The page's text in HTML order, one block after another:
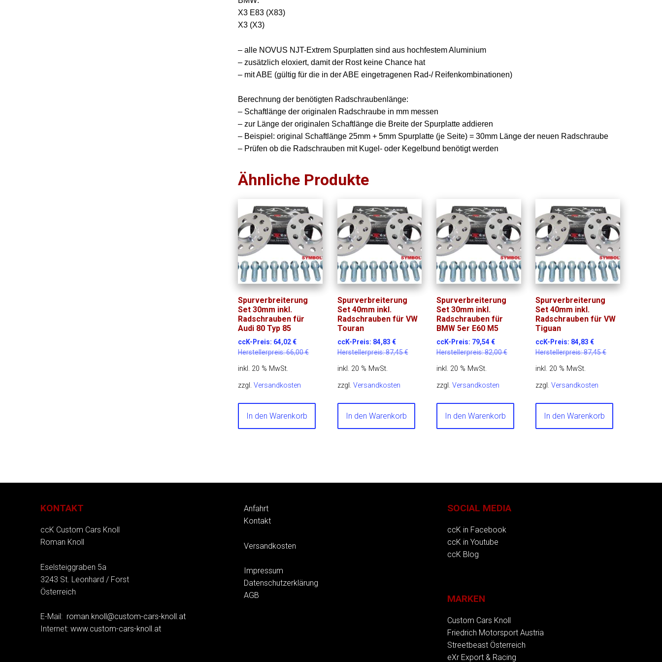
X3 E83 (X83)
X3 (X3)
– alle NOVUS NJT-Extrem Spurplatten sind aus hochfestem Aluminium
– zusätzlich eloxiert, damit der Rost keine Chance hat
– mit ABE (gültig für die in der ABE eingetragenen Rad-/ Reifenkombinationen)
Berechnung der benötigten Radschraubenlänge:
– Schaftlänge der originalen Radschraube in mm messen
– zur Länge der originalen Schaftlänge die Breite der Spurplatte addieren
– Beispiel: original Schaftlänge 25mm + 5mm Spurplatte (je Seite) = 30mm Länge der neuen Radschraube
– Prüfen ob die Radschrauben mit Kugel- oder Kegelbund benötigt werden
Ähnliche Produkte
Spurverbreiterung
Set 30mm inkl.
Radschrauben für
Audi 80 Typ 85
ccK-Preis: 64,02€
Herstellerpreis:66,00€
inkl. 20 % MwSt.
zzgl.Versandkosten
In den Warenkorb
Spurverbreiterung
Set 40mm inkl.
Radschrauben für VW
Touran
ccK-Preis: 84,83 €
Herstellerpreis:87,45€
inkl. 20 % MwSt.
zzgl. Versandkosten
In den Warenkorb
Spurverbreiterung
Set 30mm inkl.
Radschrauben für
BMW 5er E60 M5
ccK-Preis: 79,54 €
Herstellerpreis:82,00€
inkl. 20 % MwSt.
zzgl. Versandkosten
In den Warenkorb
Spurverbreiterung
Set 40mm inkl.
Radschrauben für VW
Tiguan
ccK-Preis: 84,83€
Herstellerpreis:87,45€
inkl. 20 % MwSt.
zzgl.Versandkosten
In den Warenkorb
KONTAKT
ccK Custom Cars Knoll
Roman Knoll
Eselsteiggraben 5a
3243 St. Leonhard / Forst
Österreich
E-Mail: roman.knoll@custom-cars-knoll.at
Internet: www.custom-cars-knoll.at
Anfahrt
Kontakt
Versandkosten
Impressum
Datenschutzerklärung
AGB
SOCIAL MEDIA
ccK in Facebook
ccK in Youtube
ccK Blog
MARKEN
Custom Cars Knoll
Friedrich Motorsport Austria
Streetbeast Österreich
eXr Export & Racing